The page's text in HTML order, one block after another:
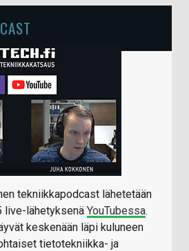
tekniikkapodcast lähetetään
live-lähetyksenä YouTubessa.
keskenään läpi kuluneen
tietotekniikka- ja